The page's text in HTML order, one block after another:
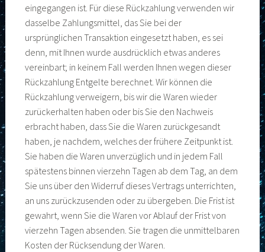
eingegangen ist. Für diese Rückzahlung verwenden wir
dasselbe Zahlungsmittel, das Sie bei der
ursprünglichen Transaktion eingesetzt haben, es sei
denn, mit Ihnen wurde ausdrücklich etwas anderes
vereinbart; in keinem Fall werden Ihnen wegen dieser
Rückzahlung Entgelte berechnet. Wir können die
Rückzahlung verweigern, bis wir die Waren wieder
zurückerhalten haben oder bis Sie den Nachweis
erbracht haben, dass Sie die Waren zurückgesandt
haben, je nachdem, welches der frühere Zeitpunkt ist.
Sie haben die Waren unverzüglich und in jedem Fall
spätestens binnen vierzehn Tagen ab dem Tag, an dem
Sie uns über den Widerruf dieses Vertrags unterrichten,
an uns zurückzusenden oder zu übergeben. Die Frist ist
gewahrt, wenn Sie die Waren vor Ablauf der Frist von
vierzehn Tagen absenden. Sie tragen die unmittelbaren
Kosten der Rücksendung der Waren.